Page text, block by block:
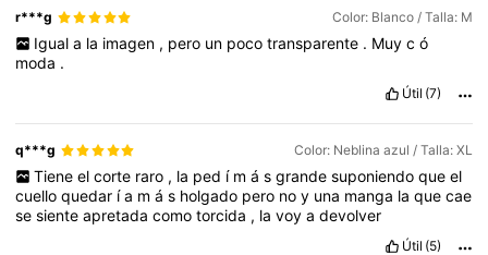
r***g Color: Blanco / Talla: M
Igual a la imagen , pero un poco transparente . Muy c ó
moda .
Útil (7)
q***g Color: Neblina azul / Talla: XL
Tiene el corte raro , la ped í m á s grande suponiendo que el
cuelloquedar ía más holgado pero noy una manga laquecae
sesienteapretadacomotorcida , lavoyadevolver
Útil (5)